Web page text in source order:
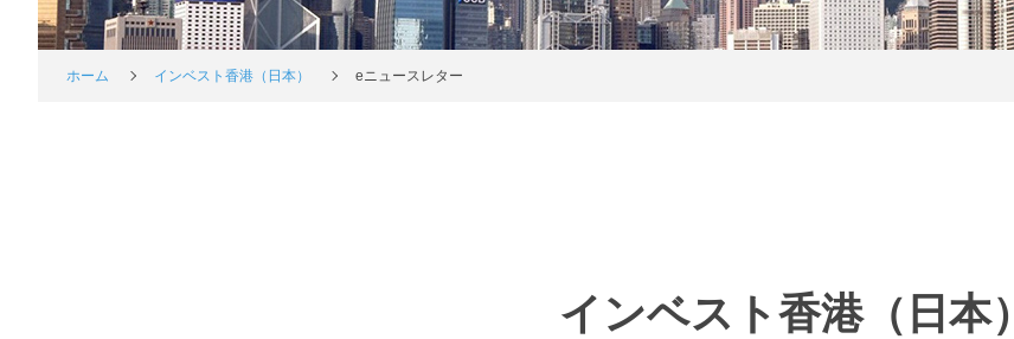
ホーム インベスト香港（日本） eニュースレター
インベスト香港（日本）